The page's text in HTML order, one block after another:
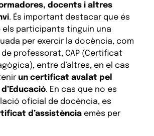
docents i altres
. És important destacar que és
els participants tinguin una
per exercir la docència, com
professorat, CAP (Certificat
entre d’altres, en el cas
un certificat avalat pel
. En cas que no es
oficial de docència, es
d’assistènciaemès per